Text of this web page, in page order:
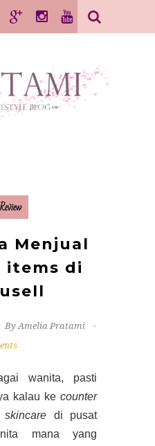
Menjual
items di
By Amelia Pratami
wanita, pasti
kalau ke counter
skincare di pusat
mana yang